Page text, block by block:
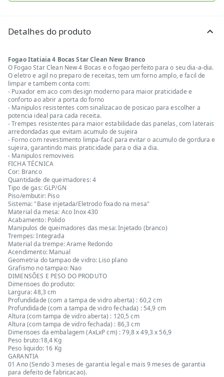
Detalhes do produto
Fogao Itatiaia 4 Bocas Star Clean New Branco
O Fogao Star Clean New 4 Bocas e o fogao perfeito para o seu dia-a-dia.
O eletro e agil no preparo de receitas, tem um forno amplo, e facil de
limpar e tambem conta com:
- Puxador em aco com design moderno para maior praticidade e
conforto ao abrir a porta do forno
- Manipulos resistentes com sinalizacao de posicao para escolher a
potencia ideal para cada receita.
- Trempes resistentes para maior estabilidade das panelas, com laterais
arredondadas que evitam acumulo de sujeira
- Forno com revestimento limpa-facil para evitar o acumulo de gordura e
sujeira, garantindo mais praticidade para o dia a dia.
- Manipulos removiveis
FICHA TÉCNICA
Cor: Branco
Quantidade de queimadores: 4
Tipo de gas: GLP/GN
Piso/embutir: Piso
Sistema: "Base injetada/Eletrodo fixado na mesa"
Material da mesa: Aco Inox 430
Acabamento: Polido
Manipulos de queimadores das mesa: Injetado (branco)
Trempes: Integrada
Material da trempe: Arame Redondo
Acendimento: Manual
Geometria do tampao de vidro: Liso plano
Grafismo no tampao: Nao
DIMENSÕES E PESO DO PRODUTO
Dimensoes do produto:
Largura: 48,3 cm
Profundidade (com a tampa de vidro aberta) : 60,2 cm
Profundidade (com a tampa de vidro fechada) : 54,9 cm
Altura (com tampa de vidro aberta) : 120,5 cm
Altura (com tampa de vidro fechada) : 86,3 cm
Dimensoes da embalagem (AxLxP cm) : 79,8 x 49,3 x 56,9
Peso bruto:18,4 Kg
Peso liquido: 16 Kg
GARANTIA
01 Ano (Sendo 3 meses de garantia legal e mais 9 meses de garantia
para defeito de fabricacao).